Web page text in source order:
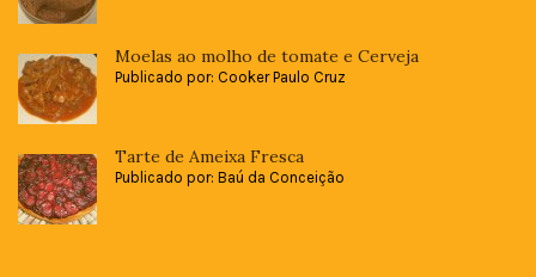
Moelas ao molho de tomate e Cerveja
Publicado por: Cooker Paulo Cruz
Tarte de Ameixa Fresca
Publicado por: Baú da Conceição